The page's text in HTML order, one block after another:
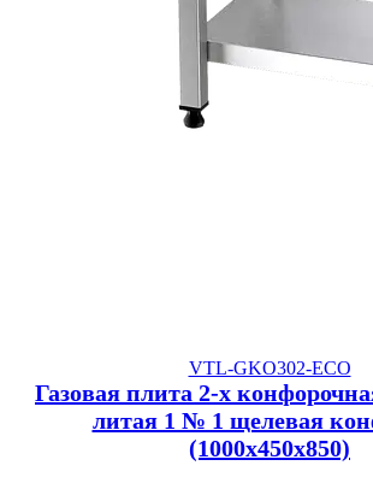
VTL-GKO302-ECO
Газовая плита 2-х
литая 1 № 1 щелевая
(1000x450x850)